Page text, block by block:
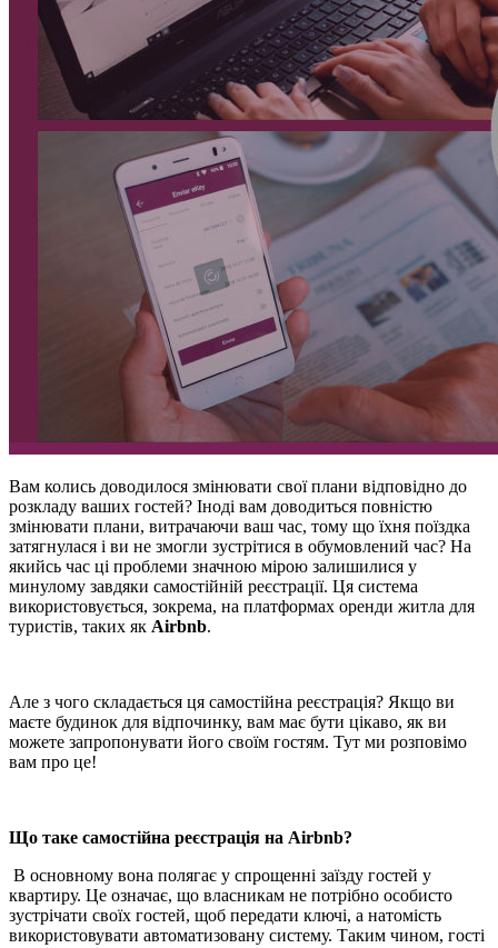
Вам колись доводилося змінювати свої плани відповідно до
розкладу ваших гостей? Іноді вам доводиться повністю
змінювати плани, витрачаючи ваш час, тому що їхня поїздка
затягнулася і ви не змогли зустрітися в обумовлений час? На
якийсь час ці проблеми значною мірою залишилися у
минулому завдяки самостійній реєстрації. Ця система
використовується, зокрема, на платформах оренди житла для
туристів, таких як Airbnb.
Але з чого складається ця самостійна реєстрація? Якщо ви
маєте будинок для відпочинку, вам має бути цікаво, як ви
можете запропонувати його своїм гостям. Тут ми розповімо
вам про це!
Що таке самостійна реєстрація на Airbnb?
В основному вона полягає у спрощенні заїзду гостей у
квартиру. Це означає, що власникам не потрібно особисто
зустрічати своїх гостей, щоб передати ключі, а натомість
використовувати автоматизовану систему. Таким чином, гості